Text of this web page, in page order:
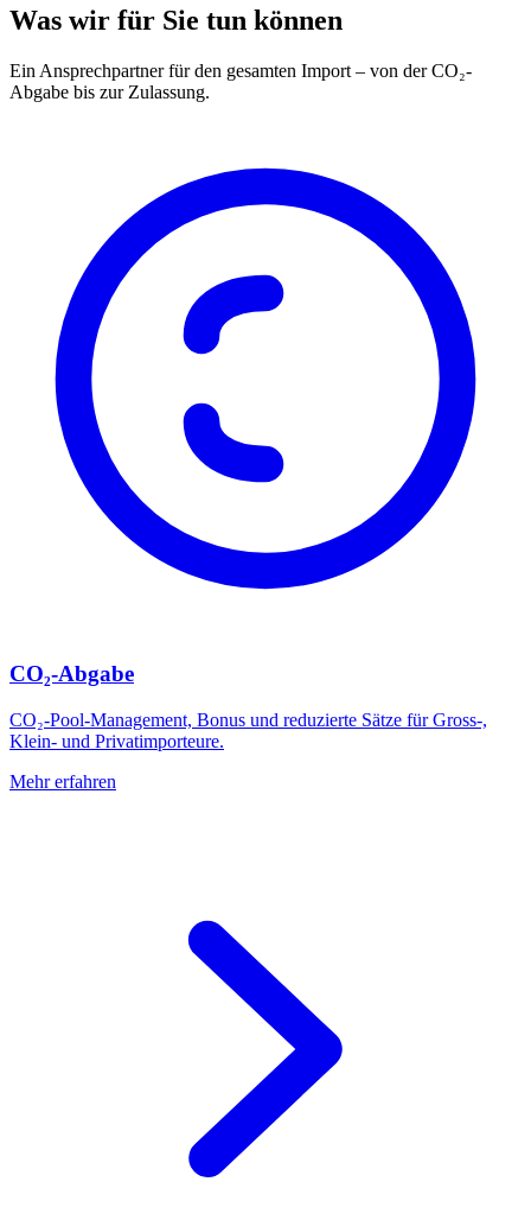
Was wir für Sie tun können
Ein Ansprechpartner für den gesamten Import – von der CO₂-
Abgabe bis zur Zulassung.
CO₂-Abgabe
CO₂-Pool-Management, Bonus und reduzierte Sätze für Gross-,
Klein- und Privatimporteure.
Mehr erfahren